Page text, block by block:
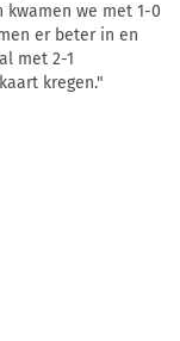
we met 1-0
er beter in en
met 2-1
kregen."